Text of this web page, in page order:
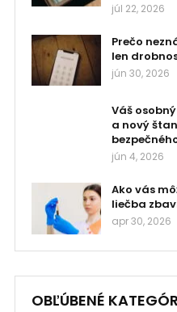
júl 22, 2026
Prečo
len
jún 30, 2026
Váš
a nový
jún 4, 2026
Ako vás
liečba
apr 30, 2026
OBĽÚBENÉ